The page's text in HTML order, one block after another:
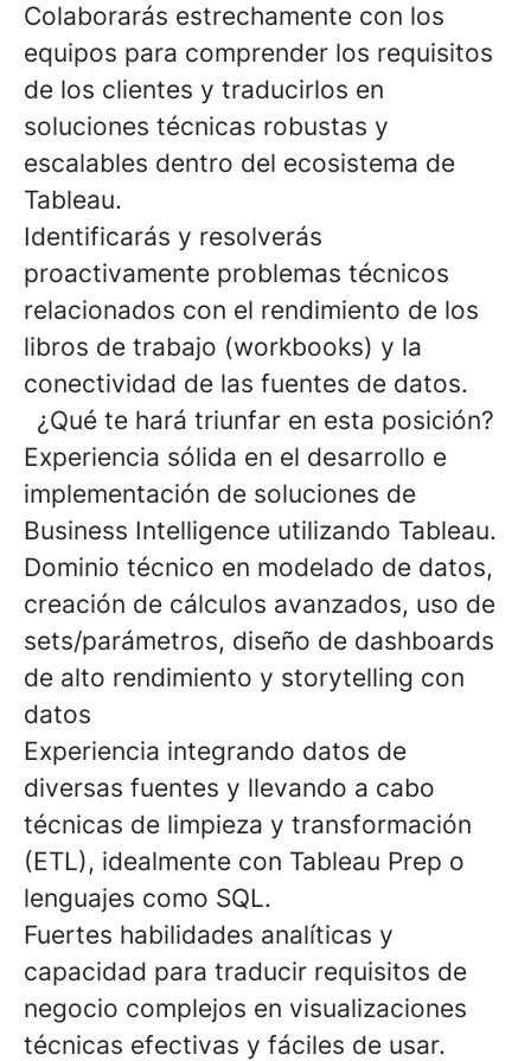
Colaborarás estrechamente con los
equipos para comprender los requisitos
de los clientes y traducirlos en
soluciones técnicas robustas y
escalables dentro del ecosistema de
Tableau.
Identificarás y resolverás
proactivamente problemas técnicos
relacionados con el rendimiento de los
libros de trabajo (workbooks) y la
conectividad de las fuentes de datos.
¿Qué te hará triunfar en esta posición?
Experiencia sólida en el desarrollo e
implementación de soluciones de
Business Intelligence utilizando Tableau.
Dominio técnico en modelado de datos,
creación de cálculos avanzados, uso de
sets/parámetros, diseño de dashboards
de alto rendimiento y storytelling con
datos
Experiencia integrando datos de
diversas fuentes y llevando a cabo
técnicas de limpieza y transformación
(ETL), idealmente con Tableau Prep o
lenguajes como SQL.
Fuertes habilidades analíticas y
capacidad para traducir requisitos de
negocio complejos en visualizaciones
técnicas efectivas y fáciles de usar.